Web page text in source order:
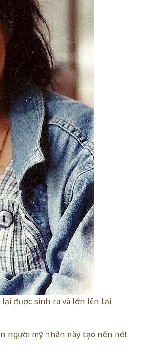
được sinh ra và lớn lên tại
người mỹ nhân này tạo nên nét